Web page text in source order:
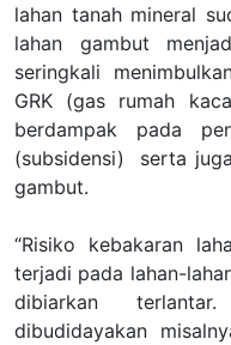
lahan tanah mineral
lahan gambut
seringkali
GRK (gas rumah
berdampak pada
(subsidensi) serta
gambut.
“Risiko kebakaran
terjadi pada lahan-
dibiarkan
dibudidayakan